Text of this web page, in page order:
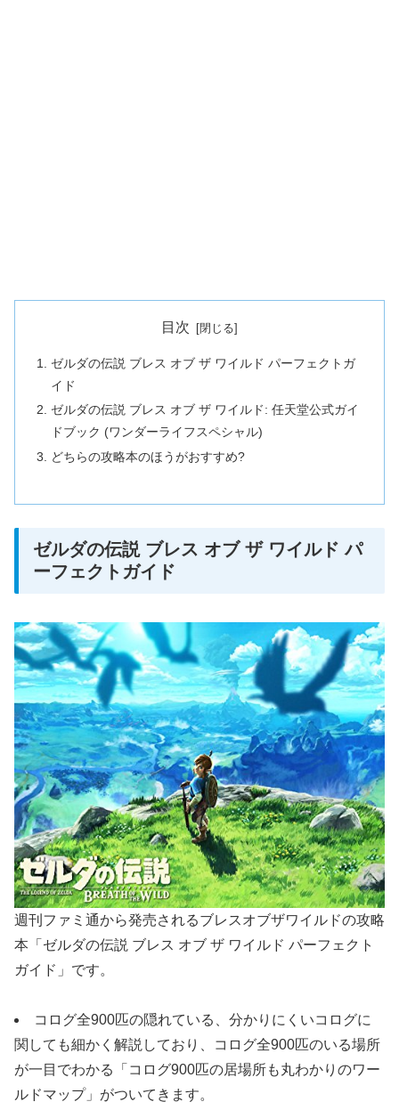
目次
ゼルダの伝説 ブレス オブ ザ ワイルド パーフェクトガ
イド
ゼルダの伝説 ブレス オブ ザ ワイルド: 任天堂公式ガイ
ドブック (ワンダーライフスペシャル)
どちらの攻略本のほうがおすすめ?
ゼルダの伝説 ブレス オブ ザ ワイルド パ
ーフェクトガイド
週刊ファミ通から発売されるブレスオブザワイルドの攻略
本「ゼルダの伝説 ブレス オブ ザ ワイルド パーフェクト
ガイド」です。
コログ全900匹の隠れている、分かりにくいコログに
関しても細かく解説しており、コログ全900匹のいる場所
が一目でわかる「コログ900匹の居場所も丸わかりのワー
ルドマップ」がついてきます。